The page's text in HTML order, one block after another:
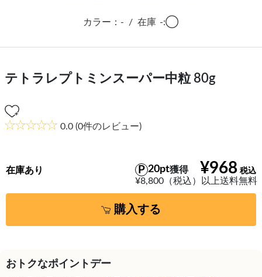
カラー：- / 在庫 -:◯
テトラレプトミンスーパー中粒 80g
0.0 (0件のレビュー)
¥968
20pt獲得
¥8,800（税込）以上送料無料
在庫あり
購入する
おトクなポイントデー